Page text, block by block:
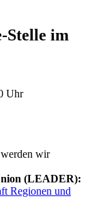
Stelle im
Uhr
wir
(LEADER):
Regionen und